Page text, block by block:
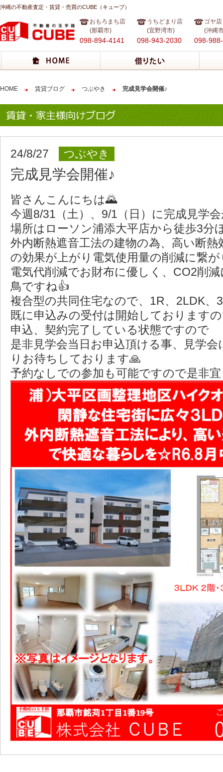
沖縄の不動産査定・賃貸・売買のCUBE（キューブ）
おもろまち店
(那覇市)
098-894-4141
うちどまり店
(宜野湾市)
098-943-2030
ゴヤ店
(沖縄
098-
HOME 賃貸ブログ つぶやき 完成見学会開催♪
24/8/27 つぶやき
完成見学会開催♪
皆さんこんにちは🌄
今週8/31（土）、9/1（日）に完成見学
場所はローソン浦添大平店から徒歩3分
外内断熱遮音工法の建物の為、高い断
の効果が上がり電気使用量の削減に繋
電気代削減でお財布に優しく、CO2削
鳥ですね👍
複合型の共同住宅なので、1R、2LDK
既に申込みの受付は開始しております
申込、契約完了している状態ですので
是非見学会当日お申込頂ける事、見学
りお待ちしております🙏
予約なしでの参加も可能ですので是非